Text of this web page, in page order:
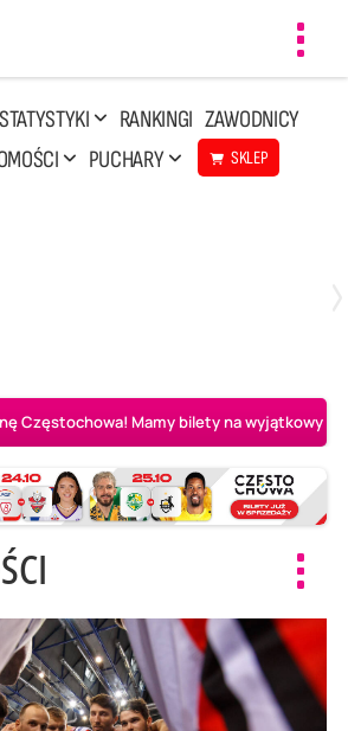
STATYSTYKI RANKINGI ZAWODNICY
PUCHARY SKLEP
Częstochowa! Mamy bilety na wyjątkowy